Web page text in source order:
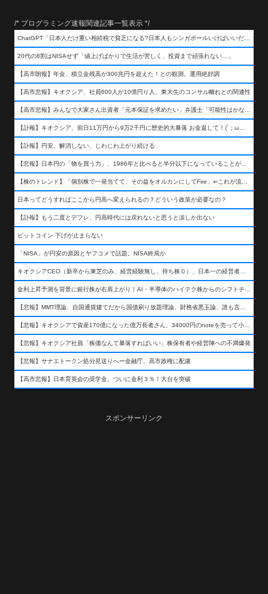
/* プログラミング速報関連記事一覧表示 */
ChatGPT「日本人だけ重い相続税で貧乏になる?日本人もシンガポールいけばいいだけだから相続税で日本人は貧乏にならんだろ呆」
20代の8割はNISAせず「値上げばかりで生活が苦しく、投資まで頑張れない…」
【高市朗報】年金、積立金残高が300兆円を超えた！との観測。運用絶好調
【高市悲報】キオクシア、社員600人が10億円り人、東大生のコンサル離れとの関連性
【高市悲報】みんなで大家さん出資者「元本保証を求めたい」弁護士「可能性はかなり低い」出資者「不誠実！」
【訃報】キオクシア、前日11万円から9万2千円に歴史的大暴落 お金返して！(´；ω；｀)
【訃報】円安、解消しない、じわじわ上がり続ける
【悲報】日本円の「物を買う力」、1986年と比べると半分以下になっていることが判明&#8230;高市さんありがとう！
【株のトレンド】「個別株で一発当てて、その益をオルカンにしてFire」⇐これが流行ってるらしい
日本ってどうすればここから円高へ変えられるの？どういう政策が必要なの？
【訃報】もう二度とデフレ、円高時代には戻れないと思うと涙しか出ない
ビットコイン 下げが止まらない
「NISA」が円安の原因とヤフコメで話題。NISA終焉か
キオクシアCEO（新卒から東芝のみ、経営経験無し、持ち株０）、日本一の経営者になる…
金利上昇予測を背景に銀行株が右肩上がり！AI・半導体のハイテク株からのシフトチェンジも
【悲報】MMT理論、自国通貨建てだから国債刷り放題理論、財務省悪玉論、誰も言わなくなるwwwwwwwwwwwwwww
【悲報】キオクシアで資産170億になった億万長者さん、34000円のnoteを売って小銭を稼いでしまうwwwwwwwwwwwwwwwwwwww
【悲報】キオクシア社員「株価なんて暴落すればいい」株保有者や経営陣への不満爆発
【悲報】サナエトークン処分見送りへー金融庁、高市政権に配慮
【高市悲報】日本育英会の奨学金、ついに金利３％！大台を突破
スポンサーリンク